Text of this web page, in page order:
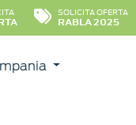
SOLICITA OFERTA
RABLA 2025